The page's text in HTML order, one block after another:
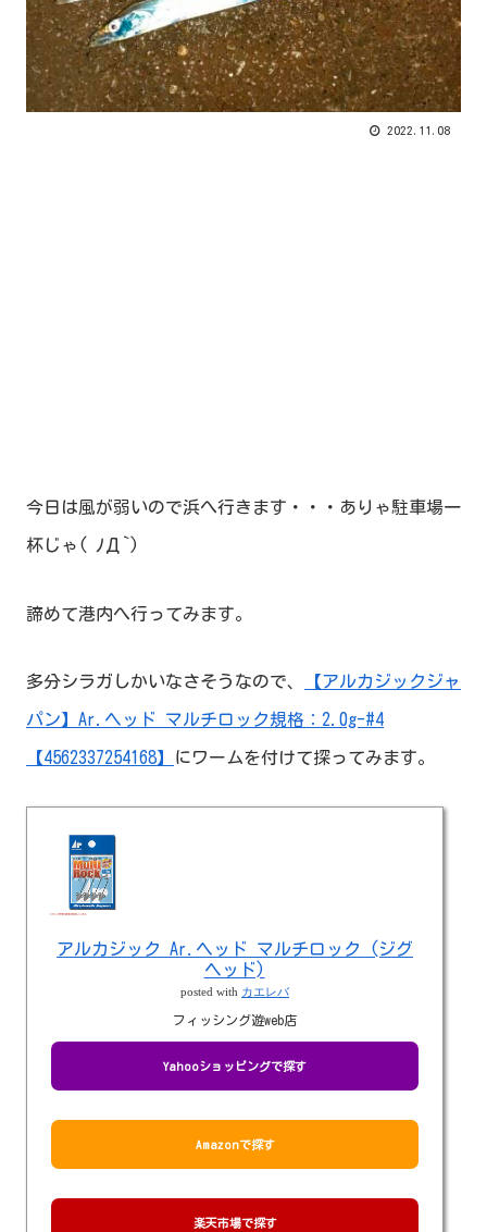
2022.11.08
今日は風が弱いので浜へ行きます・・・ありゃ駐車場一
杯じゃ( ﾉД`)
諦めて港内へ行ってみます。
多分シラガしかいなさそうなので、 【アルカジックジャ
パン】Ar.ヘッド マルチロック規格：2.0g-#4
【4562337254168】 にワームを付けて探ってみます。
アルカジック Ar.ヘッド マルチロック (ジグ
ヘッド)
posted with カエレバ
フィッシング遊web店
Yahooショッピングで探す
Amazonで探す
楽天市場で探す